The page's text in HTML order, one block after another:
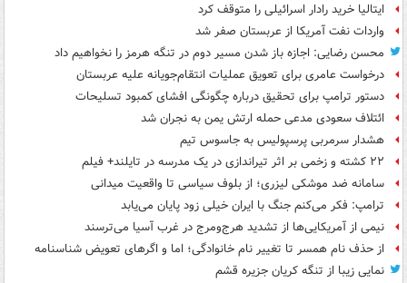
ایتالیا خرید رادار اسرائیلی را متوقف کرد
واردات نفت آمریکا از عربستان صفر شد
محسن رضایی: اجازه باز شدن مسیر دوم در تنگه هرمز را نخواهیم داد
درخواست عامری برای تعویق عملیات انتقام‌جویانه علیه عربستان
دستور ترامپ برای تحقیق درباره چگونگی افشای کمبود تسلیحات
ائتلاف سعودی مدعی حمله ارتش یمن به نجران شد
هشدار سرمربی پرسپولیس به جاسوس تیم
۲۲ کشته و زخمی بر اثر تیراندازی در یک مدرسه در تایلند+ فیلم
سامانه ضد موشکی لیزری؛ از بلوف سیاسی تا واقعیت میدانی
ترامپ: فکر می‌کنم جنگ با ایران خیلی زود پایان می‌یابد
نیمی از آمریکایی‌ها از تشدید هرج‌ومرج در غرب آسیا می‌ترسند
از حذف نام همسر تا تغییر نام خانوادگی؛ اما و اگرهای تعویض شناسنامه
نمایی زیبا از تنگه کریان جزیره قشم